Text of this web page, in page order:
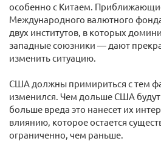
особенно с Китаем.
Международного валютного
двух институтов, в которых
западные союзники — дают
изменить ситуацию.
США должны примириться с тем
изменился. Чем дольше США будут
больше вреда это нанесет их
влиянию, которое остается
ограниченно, чем раньше.